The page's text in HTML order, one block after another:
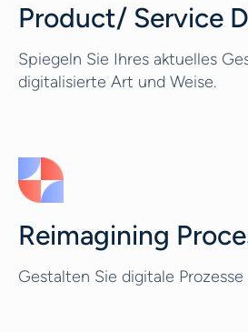
Product/ Service
Spiegeln Sie Ihres aktuelles
digitalisierte Art und Weise.
Reimagining
Gestalten Sie digitale